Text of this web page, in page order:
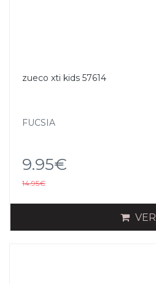
zueco xti kids 57614
FUCSIA
9.95€
14.95€
VER